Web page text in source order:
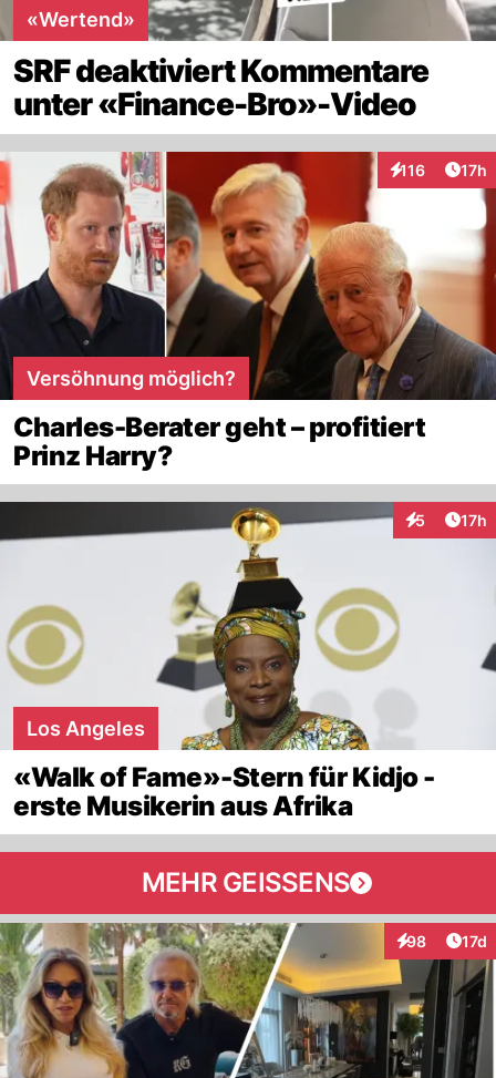
«Wertend»
SRF deaktiviert Kommentare
unter «Finance-Bro»-Video
116
Interaktionen
17h
Versöhnung möglich?
Charles-Berater geht – profitiert
Prinz Harry?
5 17h
Los Angeles
«Walk of Fame»-Stern für Kidjo -
erste Musikerin aus Afrika
MEHR GEISSENS
98
Interaktionen
17d